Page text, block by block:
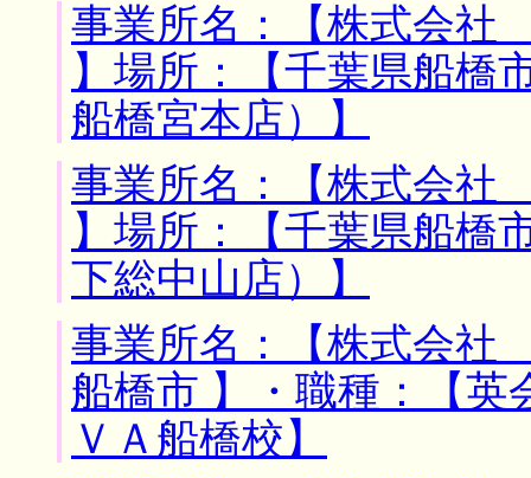
事業所名：【株式会
】場所：【千葉県船橋
船橋宮本店）】
事業所名：【株式会
】場所：【千葉県船橋
下総中山店）】
事業所名：【株式会社
船橋市 】・職種：【
ＶＡ船橋校】